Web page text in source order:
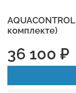
комплекте)
36 100 ₽